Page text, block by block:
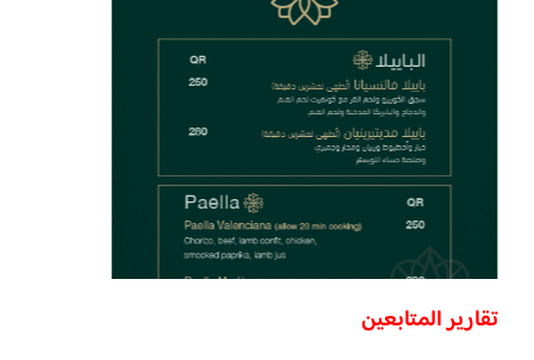
تقارير المتابعين